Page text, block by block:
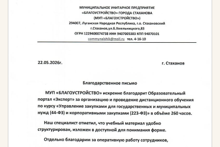
подтвержденную свидетельствами на право
работы с отходами I-IV класса опасности
Положение о подготовке специалистов по
экологической безопасности.Приказ